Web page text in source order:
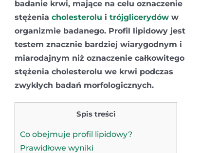
badanie krwi, mające na celu oznaczenie
stężenia cholesterolu i trójglicerydów w
organizmie badanego. Profil lipidowy jest
testem znacznie bardziej wiarygodnym i
miarodajnym niż oznaczenie całkowitego
stężenia cholesterolu we krwi podczas
zwykłych badań morfologicznych.
Spis treści
Co obejmuje profil lipidowy?
Prawidłowe wyniki